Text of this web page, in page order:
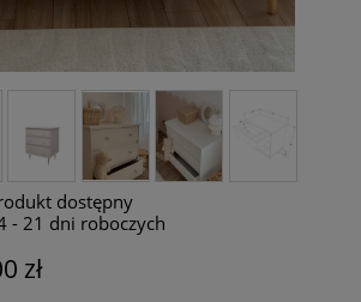
dostępny
- 21 dni roboczych
zł